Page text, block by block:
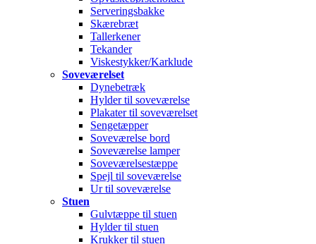
Serveringsbakke
Skærebræt
Tallerkener
Tekander
Viskestykker/Karklude
Soveværelset
Dynebetræk
Hylder til soveværelse
Plakater til soveværelset
Sengetæpper
Soveværelse bord
Soveværelse lamper
Soveværelsestæppe
Spejl til soveværelse
Ur til soveværelse
Stuen
Gulvtæppe til stuen
Hylder til stuen
Krukker til stuen